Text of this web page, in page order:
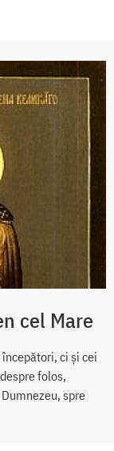
cel Mare
ci și cei
folos,
spre